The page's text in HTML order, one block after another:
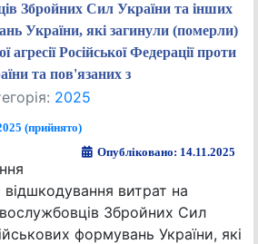
Збройних Сил України та інших
України, які загинули (померли)
агресії Російської Федерації проти
та пов'язаних з
2025
(прийнято)
Опубліковано: 14.11.2025
витрат на
Збройних Сил
формувань України, які